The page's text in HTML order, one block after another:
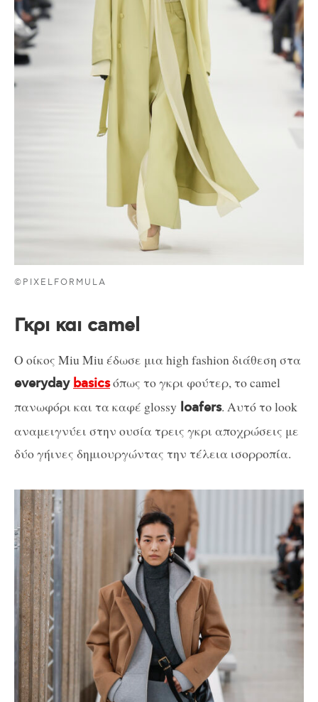
©PIXELFORMULA
Γκρι και camel
Ο οίκος Miu Miu έδωσε μια high fashion διάθεση στα
everyday basicsόπως το γκρι φούτερ, το camel
πανωφόρι και τα καφέ glossy loafers. Αυτό το look
αναμειγνύει στην ουσία τρεις γκρι αποχρώσεις με
δύο γήινες δημιουργώντας την τέλεια ισορροπία.